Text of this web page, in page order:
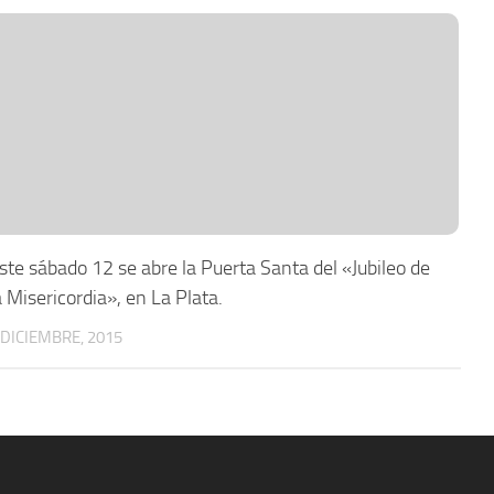
sábado 12 se abre la Puerta Santa del «Jubileo de
Misericordia», en La Plata.
2015